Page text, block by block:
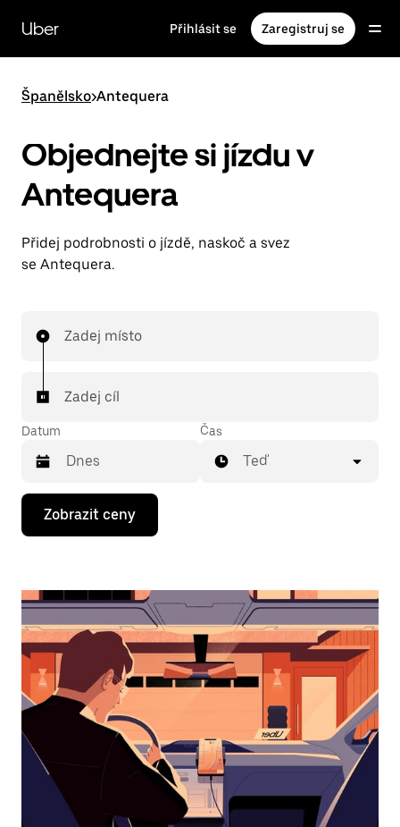
hlavní
obsah
Uber Přihlásit se Zaregistruj se
Španělsko>Antequera
Objednejte si jízdu v
Antequera
Přidej podrobnosti o jízdě, naskoč a svez
se Antequera.
Zadej místo
Zadej cíl
Datum
Stisknutím
klávesy
se
kalendář
vybrat
datum.
Stisknutím
klávesy
Esc
zavřeš
kalendář.
Čas
Teď
Zobrazit ceny